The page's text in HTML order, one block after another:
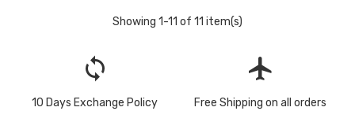
Showing 1-11 of 11 item(s)
loop
10 Days Exchange Policy
flight
Free Shipping on all orders